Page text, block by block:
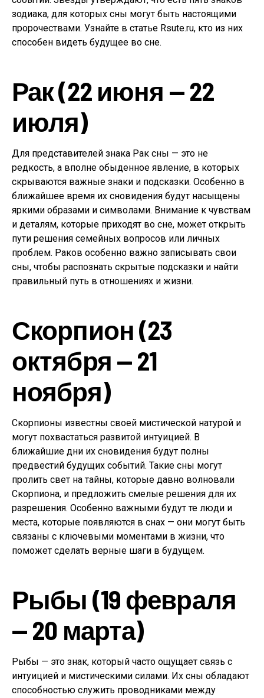
зодиака, для которых сны могут быть настоящими
пророчествами. Узнайте в статье Rsute.ru, кто из них
способен видеть будущее во сне.
Рак (22 июня — 22
июля)
Для представителей знака Рак сны — это не
редкость, а вполне обыденное явление, в которых
скрываются важные знаки и подсказки. Особенно в
ближайшее время их сновидения будут насыщены
яркими образами и символами. Внимание к чувствам
и деталям, которые приходят во сне, может открыть
пути решения семейных вопросов или личных
проблем. Раков особенно важно записывать свои
сны, чтобы распознать скрытые подсказки и найти
правильный путь в отношениях и жизни.
Скорпион (23
октября — 21
ноября)
Скорпионы известны своей мистической натурой и
могут похвастаться развитой интуицией. В
ближайшие дни их сновидения будут полны
предвестий будущих событий. Такие сны могут
пролить свет на тайны, которые давно волновали
Скорпиона, и предложить смелые решения для их
разрешения. Особенно важными будут те люди и
места, которые появляются в снах — они могут быть
связаны с ключевыми моментами в жизни, что
поможет сделать верные шаги в будущем.
Рыбы (19 февраля
— 20 марта)
Рыбы — это знак, который часто ощущает связь с
интуицией и мистическими силами. Их сны обладают
способностью служить проводниками между